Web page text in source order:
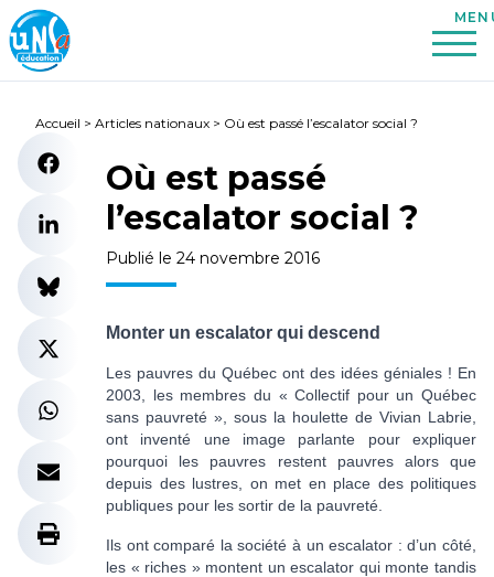
Accueil > Articles nationaux > Où est passé l’escalator social ?
Où est passé
l’escalator social ?
Publié le 24 novembre 2016
Monter un escalator qui descend
Les pauvres du Québec ont des idées géniales ! En
2003, les membres du « Collectif pour un Québec
sans pauvreté », sous la houlette de Vivian Labrie,
ont inventé une image parlante pour expliquer
pourquoi les pauvres restent pauvres alors que
depuis des lustres, on met en place des politiques
publiques pour les sortir de la pauvreté.
Ils ont comparé la société à un escalator : d’un côté,
les « riches » montent un escalator qui monte tandis